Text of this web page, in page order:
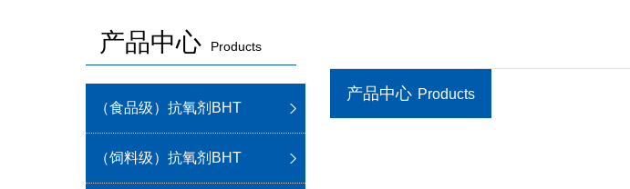
产品中心 Products
（食品级）抗氧剂BHT
（饲料级）抗氧剂BHT
产品中心 Products